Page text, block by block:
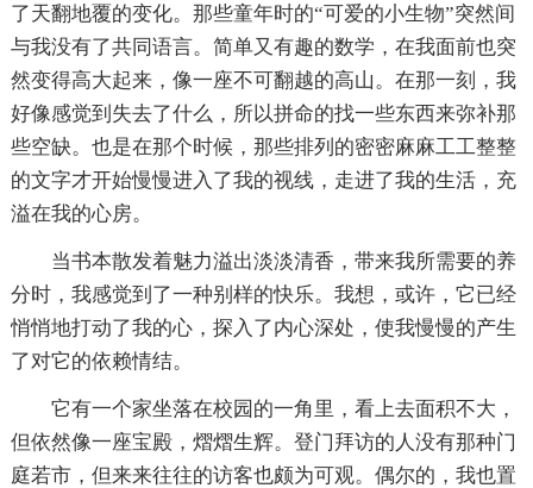
了天翻地覆的变化。那些童年时的“可爱的小生物”突然间
与我没有了共同语言。简单又有趣的数学，在我面前也突
然变得高大起来，像一座不可翻越的高山。在那一刻，我
好像感觉到失去了什么，所以拼命的找一些东西来弥补那
些空缺。也是在那个时候，那些排列的密密麻麻工工整整
的文字才开始慢慢进入了我的视线，走进了我的生活，充
溢在我的心房。
当书本散发着魅力溢出淡淡清香，带来我所需要的养
分时，我感觉到了一种别样的快乐。我想，或许，它已经
悄悄地打动了我的心，探入了内心深处，使我慢慢的产生
了对它的依赖情结。
它有一个家坐落在校园的一角里，看上去面积不大，
但依然像一座宝殿，熠熠生辉。登门拜访的人没有那种门
庭若市，但来来往往的访客也颇为可观。偶尔的，我也置